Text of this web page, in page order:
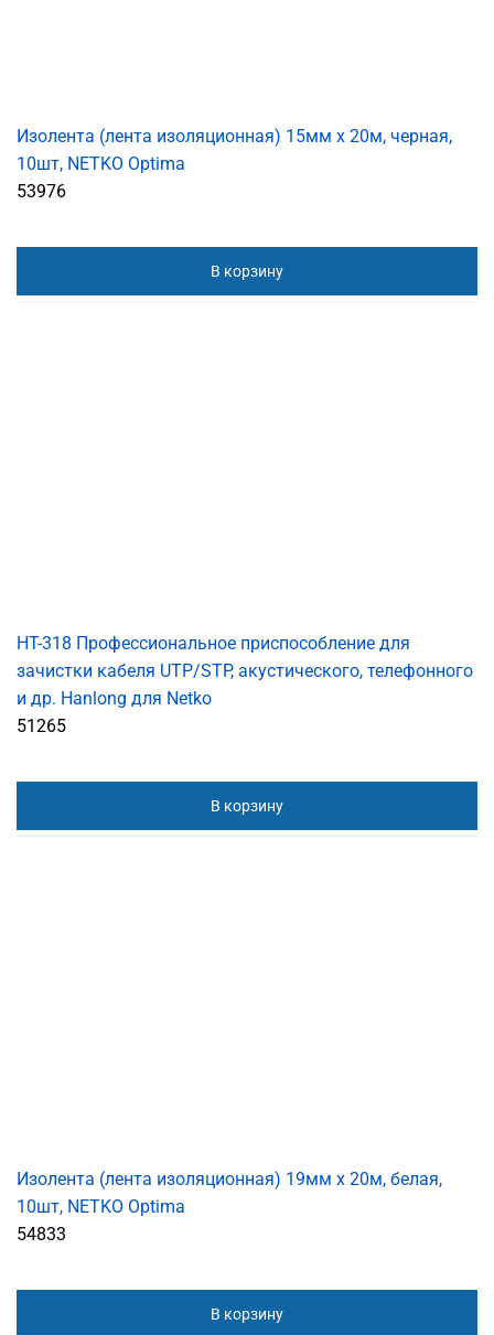
Изолента (лента изоляционная) 15мм х 20м, черная,
10шт, NETKO Optima
53976
В корзину
HT-318 Профессиональное приспособление для
зачистки кабеля UTP/STP, акустического, телефонного
и др. Hanlong для Netko
51265
В корзину
Изолента (лента изоляционная) 19мм х 20м, белая,
10шт, NETKO Optima
54833
В корзину